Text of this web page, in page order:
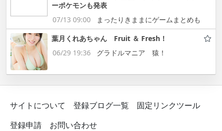
ーポケモンも発表
07/13 09:00
まったりきままにゲームまとめも
葉月くれあちゃん Fruit ＆ Fresh！
06/29 19:36
グラドルマニア 猿！
サイトについて 登録ブログ一覧
固定リンクツール
登録申請
お問い合わせ